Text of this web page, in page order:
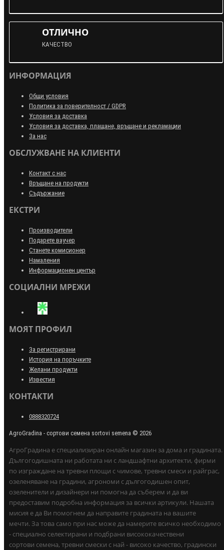
ОТЛИЧНО
КАЧЕСТВО
ИНФОРМАЦИЯ
Общи условия
Политика за поверителност / GDPR
Условия за доставка
Условия за доставка, плащане, връщане и рекламации
За нас
ОБСЛУЖВАНЕ НА КЛИЕНТИ
Контакт с нас
Връщане на продукти
Съдържание
ЕКСТРИ
Производители
Подарете ваучер
Станете комисионер
Намаления
Информационен център
СОЦИАЛНИ МРЕЖИ
МОЯТ ПРОФИЛ
За регистрирани
История на поръчките
Желани продукти
Известия
КОНТАКТИ
0888320724
AgroGradina - сортови семена sortovi semena © 2026
АгроГрадина е специализиран онлайн магазин за дома и градината.
Дългогодишната ни работата ни с ландшафтни архитекти, фирми
по изграждане на тревни площи с чимове, тревни смеси и райграс,
озеленяване на градини, агрономи с дългогодишен опит,
озеленители и дизайнери ни помогна да съберем и да ви
предоставим подробна информация за всички артикули. Нашата
мисия е да Ви помогнем да направите градината на вашите
мечти. За това само при нас може да намерите всичко необходимо
- специално селектирани и подбрани висококачествени
сортови семена, тревни смески с най - високо качество, градински